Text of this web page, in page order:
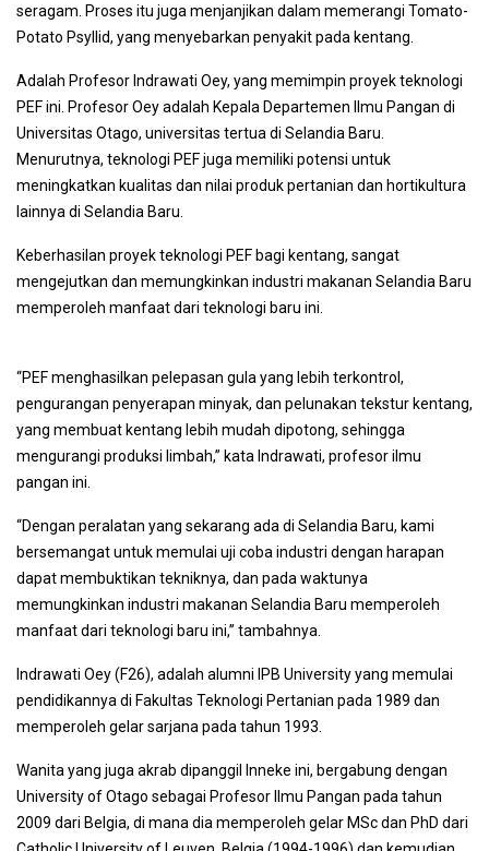
seragam. Proses itu juga menjanjikan dalam memerangi Tomato-
Potato Psyllid, yang menyebarkan penyakit pada kentang.
Adalah Profesor Indrawati Oey, yang memimpin proyek teknologi
PEF ini. Profesor Oey adalah Kepala Departemen Ilmu Pangan di
Universitas Otago, universitas tertua di Selandia Baru.
Menurutnya, teknologi PEF juga memiliki potensi untuk
meningkatkan kualitas dan nilai produk pertanian dan hortikultura
lainnya di Selandia Baru.
Keberhasilan proyek teknologi PEF bagi kentang, sangat
mengejutkan dan memungkinkan industri makanan Selandia Baru
memperoleh manfaat dari teknologi baru ini.
“PEF menghasilkan pelepasan gula yang lebih terkontrol,
pengurangan penyerapan minyak, dan pelunakan tekstur kentang,
yang membuat kentang lebih mudah dipotong, sehingga
mengurangi produksi limbah,” kata Indrawati, profesor ilmu
pangan ini.
“Dengan peralatan yang sekarang ada di Selandia Baru, kami
bersemangat untuk memulai uji coba industri dengan harapan
dapat membuktikan tekniknya, dan pada waktunya
memungkinkan industri makanan Selandia Baru memperoleh
manfaat dari teknologi baru ini,” tambahnya.
Indrawati Oey (F26), adalah alumni IPB University yang memulai
pendidikannya di Fakultas Teknologi Pertanian pada 1989 dan
memperoleh gelar sarjana pada tahun 1993.
Wanita yang juga akrab dipanggil Inneke ini, bergabung dengan
University of Otago sebagai Profesor Ilmu Pangan pada tahun
2009 dari Belgia, di mana dia memperoleh gelar MSc dan PhD dari